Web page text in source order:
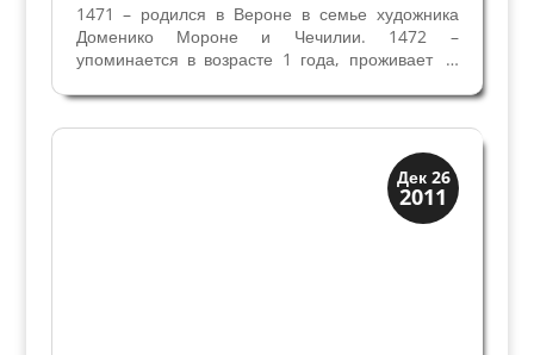
1471 – родился в Вероне в семье художника
Доменико Мороне и Чечилии. 1472 –
упоминается в возрасте 1 года, проживает в
- Франческо 18 лет, проживает с родителями и
братом Антонио. Их отец Доменико со своими
Дек 26
2011